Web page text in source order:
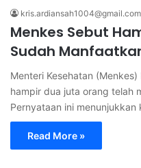
kris.ardiansah1004@gmail.com
Menkes Sebut
Sudah
Menteri Kesehatan
hampir dua juta orang telah
Pernyataan ini
Read More »